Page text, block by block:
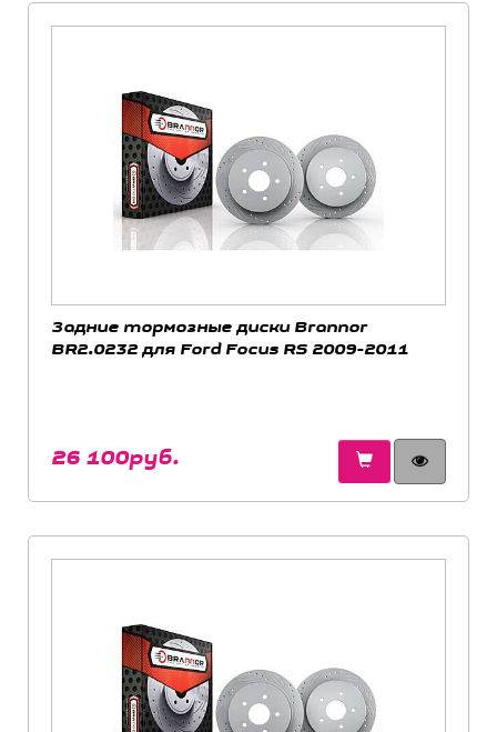
Задние тормозные диски Brannor
BR2.0232 для Ford Focus RS 2009-2011
26 100руб.